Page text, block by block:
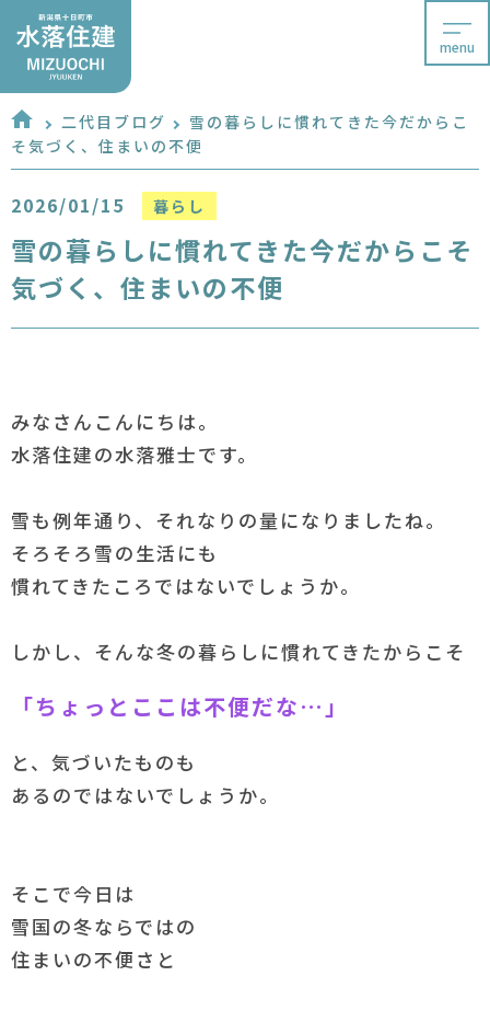
menu
二代目ブログ
雪の暮らしに慣れてきた今だからこ
そ気づく、住まいの不便
2026/01/15 暮らし
雪の暮らしに慣れてきた今だからこそ
気づく、住まいの不便
みなさんこんにちは。
水落住建の水落雅士です。
雪も例年通り、それなりの量になりましたね。
そろそろ雪の生活にも
慣れてきたころではないでしょうか。
しかし、そんな冬の暮らしに慣れてきたからこそ
「ちょっとここは不便だな…」
と、気づいたものも
あるのではないでしょうか。
そこで今日は
雪国の冬ならではの
住まいの不便さと